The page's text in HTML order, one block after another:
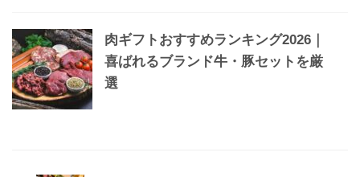
肉ギフトおすすめランキング2026｜
喜ばれるブランド牛・豚セットを厳
選